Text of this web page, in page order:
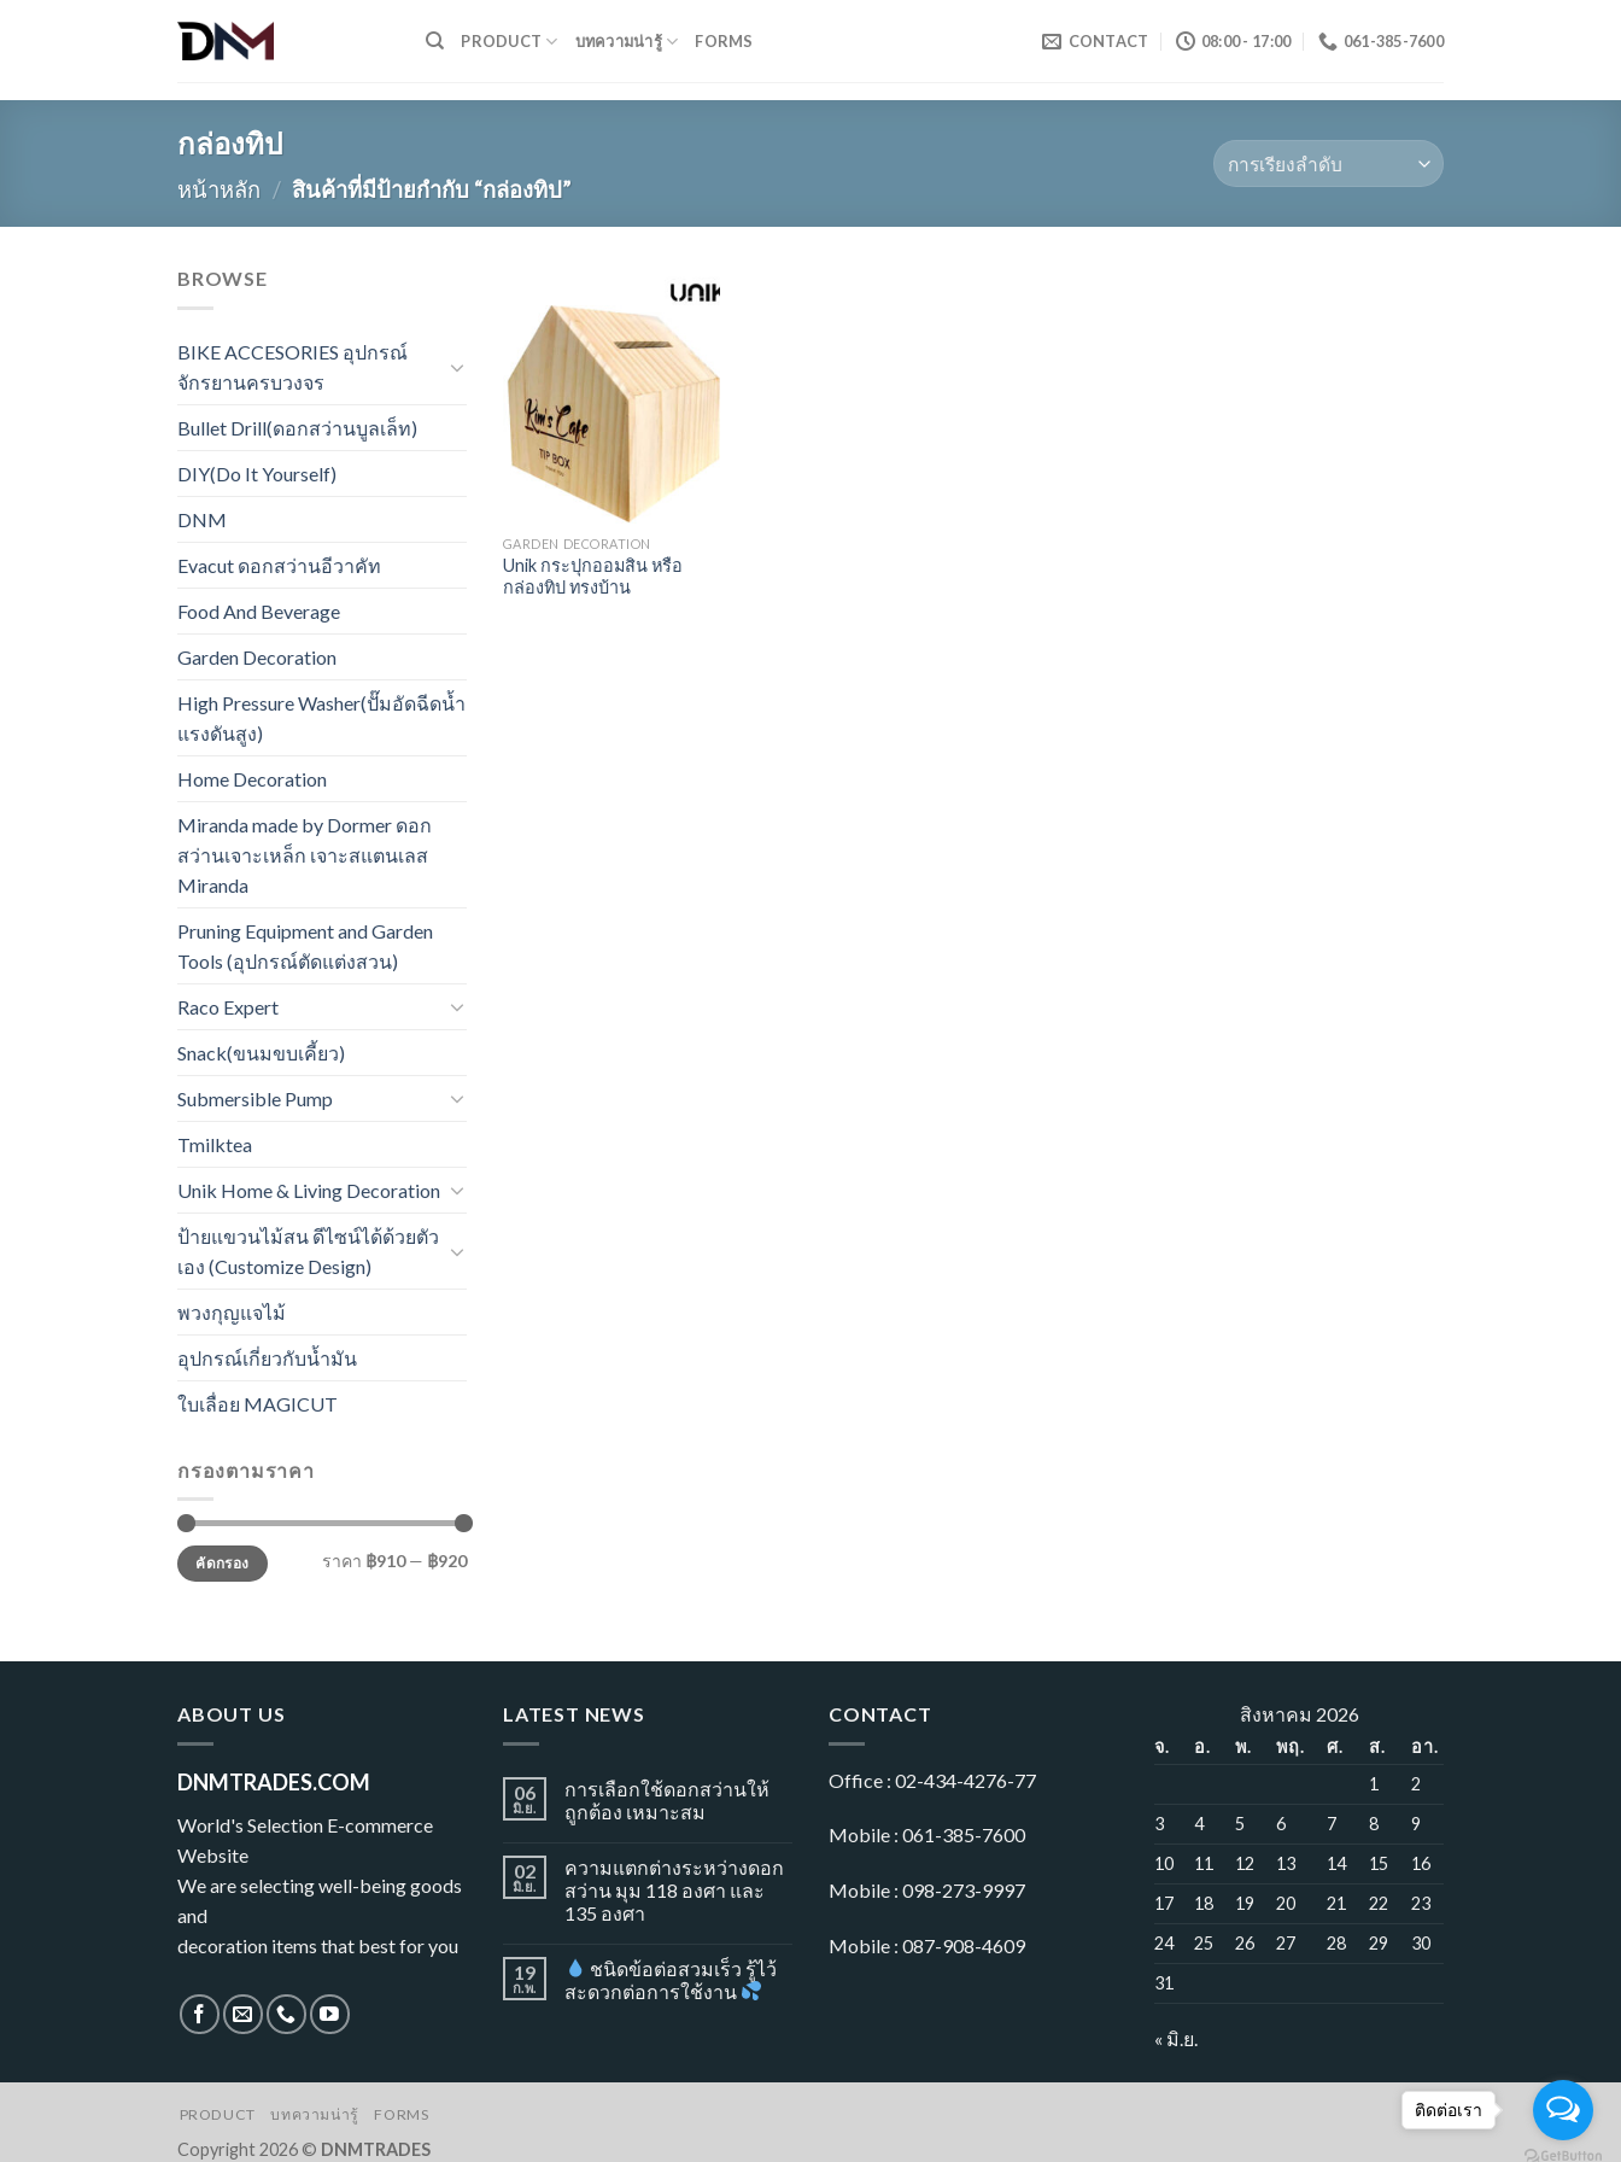
PRODUCT บทความน่ารู้ FORMS CONTACT 08:00 - 17:00 061-385-7600
กล่องทิป
หน้าหลัก / สินค้าที่มีป้ายกำกับ “กล่องทิป”
BROWSE
BIKE ACCESORIES อุปกรณ์
จักรยานครบวงจร
Bullet Drill(ดอกสว่านบูลเล็ท)
DIY(Do It Yourself)
DNM
Evacut ดอกสว่านอีวาคัท
Food And Beverage
Garden Decoration
High Pressure Washer(ปั๊มอัดฉีดน้ำ
แรงดันสูง)
Home Decoration
Miranda made by Dormer ดอก
สว่านเจาะเหล็ก เจาะสแตนเลส
Miranda
Pruning Equipment and Garden
Tools (อุปกรณ์ตัดแต่งสวน)
Raco Expert
Snack(ขนมขบเคี้ยว)
Submersible Pump
Tmilktea
Unik Home & Living Decoration
ป้ายแขวนไม้สน ดีไซน์ได้ด้วยตัว
เอง (Customize Design)
พวงกุญแจไม้
อุปกรณ์เกี่ยวกับน้ำมัน
ใบเลื่อย MAGICUT
กรองตามราคา
ราคา
ต่ำ
สุด
ราคา
สูงสุดคัดกรอง ราคา ฿910— ฿920
GARDEN DECORATION
Unik กระปุกออมสิน หรือ
กล่องทิป ทรงบ้าน
ABOUT US
DNMTRADES.COM
World's Selection E-commerce
Website
We are selecting well-being goods
and
decoration items that best for you
LATEST NEWS
06
มิ.ย.
การเลือกใช้ดอกสว่านให้
ถูกต้อง เหมาะสม
02
มิ.ย.
ความแตกต่างระหว่างดอก
สว่าน มุม 118 องศา และ
135 องศา
19
ก.พ.
ชนิดข้อต่อสวมเร็ว รู้ไว้
สะดวกต่อการใช้งาน
CONTACT
Office : 02-434-4276-77
Mobile : 061-385-7600
Mobile : 098-273-9997
Mobile : 087-908-4609
สิงหาคม 2026
จ. อ. พ. พฤ. ศ. ส.
อา.
1
2
3
4 5 6 7 8
9
10
11 12 13 14 15
16
17
18 19 20 21 22
23
24
25 26 27 28 29
30
31
« มิ.ย.
PRODUCT บทความน่ารู้ FORMS
Copyright 2026 © DNMTRADES
ติดต่อเรา